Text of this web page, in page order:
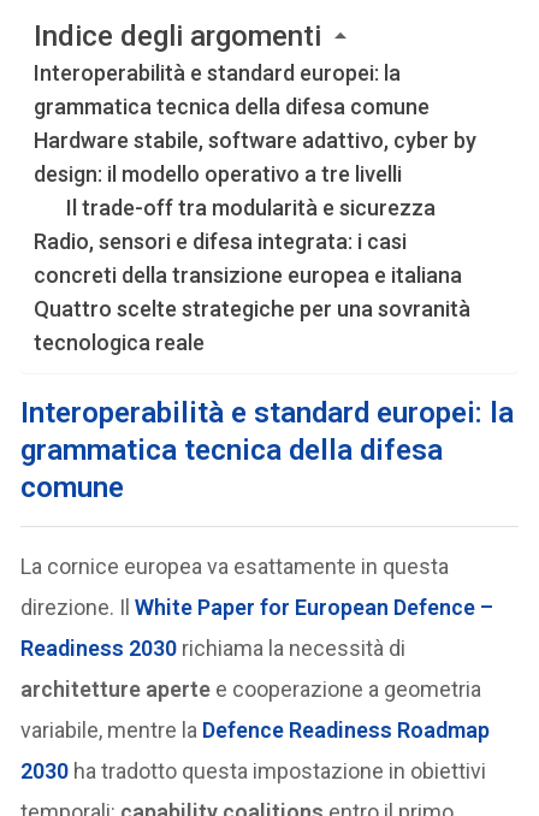
Indice degli argomenti
Interoperabilità e standard europei: la
grammatica tecnica della difesa comune
Hardware stabile, software adattivo, cyber by
design: il modello operativo a tre livelli
Il trade-off tra modularità e sicurezza
Radio, sensori e difesa integrata: i casi
concreti della transizione europea e italiana
Quattro scelte strategiche per una sovranità
tecnologica reale
Interoperabilità e standard europei: la
grammatica tecnica della difesa
comune
La cornice europea va esattamente in questa
direzione. Il White Paper for European Defence –
Readiness 2030 richiama la necessità di
architetture aperte e cooperazione a geometria
variabile, mentre la Defence Readiness Roadmap
2030 ha tradotto questa impostazione in obiettivi